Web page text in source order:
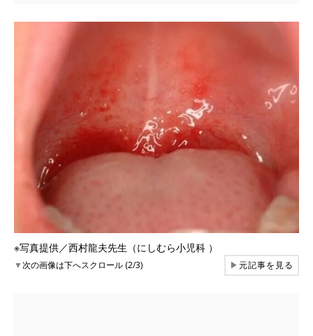
※写真提供／西村龍夫先生（にしむら小児科 ）
▼次の画像は下へスクロール (2/3) ▶元記事を見る